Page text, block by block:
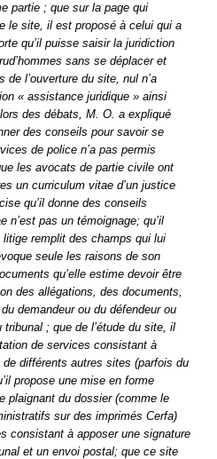
partie ; que sur la page qui
le site, il est proposé à celui qui a
qu’il puisse saisir la juridiction
sans se déplacer et
l’ouverture du site, nul n’a
« assistance juridique » ainsi
des débats, M. O. a expliqué
des conseils pour savoir se
de police n’a pas permis
les avocats de partie civile ont
un curriculum vitae d’un justice
qu’il donne des conseils
n’est pas un témoignage; qu’il
remplit des champs qui lui
seule les raisons de son
qu’elle estime devoir être
des allégations, des documents,
demandeur ou du défendeur ou
; que de l’étude du site, il
de services consistant à
différents autres sites (parfois du
propose une mise en forme
plaignant du dossier (comme le
sur des imprimés Cerfa)
consistant à apposer une signature
et un envoi postal; que ce site